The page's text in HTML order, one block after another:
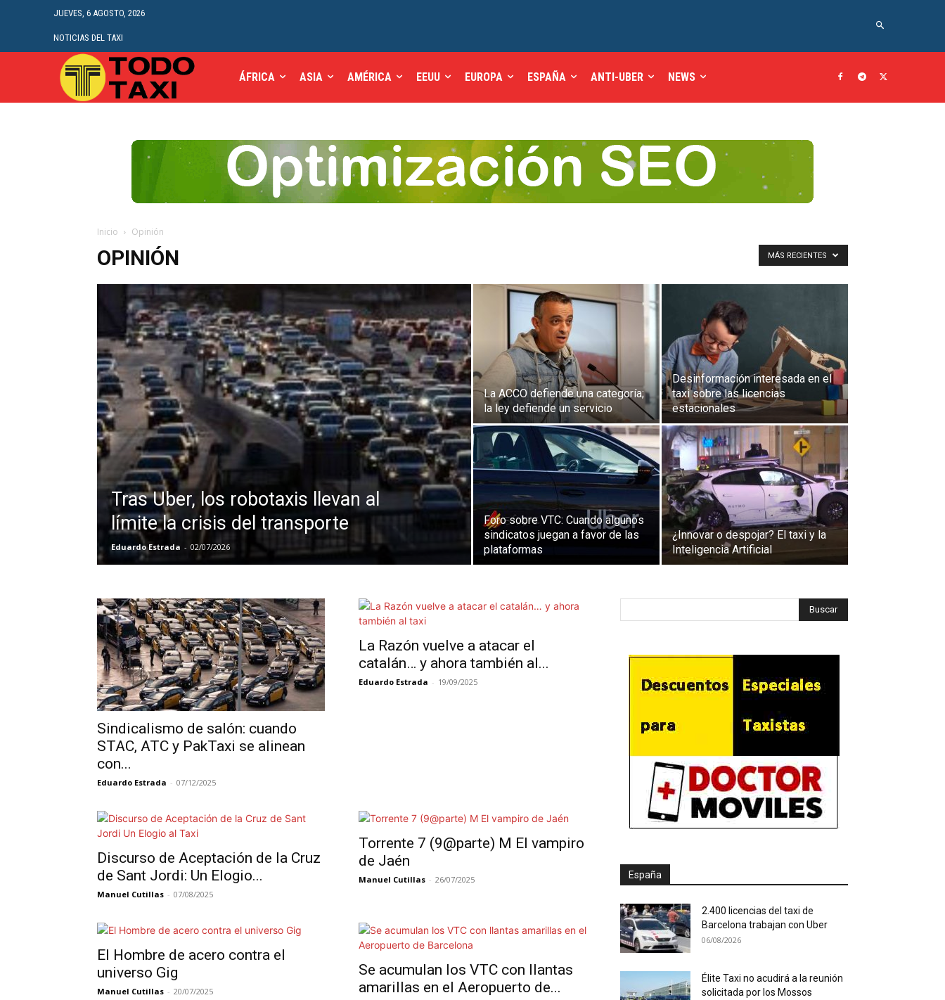
JUEVES, 6 AGOSTO, 2026
NOTICIAS DEL TAXI
ÁFRICA ASIA AMÉRICA EEUU EUROPA ESPAÑA ANTI-UBER NEWS
Inicio Opinión
OPINIÓN MÁS RECIENTES
Tras Uber, los robotaxis llevan al
límite la crisis del transporte
Eduardo Estrada - 02/07/2026
La ACCO defiende una categoría;
la ley defiende un servicio
Desinformación interesada en el
taxi sobre las licencias
estacionales
Foro sobre VTC: Cuando algunos
sindicatos juegan a favor de las
plataformas
¿Innovar o despojar? El taxi y la
Inteligencia Artificial
Sindicalismo de salón: cuando
STAC, ATC y PakTaxi se alinean
con...
Eduardo Estrada - 07/12/2025
La Razón vuelve a atacar el
catalán… y ahora también al...
Eduardo Estrada - 19/09/2025
Discurso de Aceptación de la Cruz
de Sant Jordi: Un Elogio...
Manuel Cutillas - 07/08/2025
Torrente 7 (9@parte) M El vampiro
de Jaén
Manuel Cutillas - 26/07/2025
El Hombre de acero contra el
universo Gig
Manuel Cutillas - 20/07/2025
Se acumulan los VTC con llantas
amarillas en el Aeropuerto de...
España
2.400 licencias del taxi de
Barcelona trabajan con Uber
06/08/2026
Élite Taxi no acudirá a la reunión
solicitada por los Mossos